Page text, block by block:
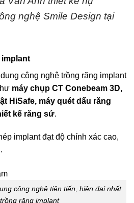
nghệ Smile Design tại
công nghệ trồng răng implant
máy chụp CT Conebeam 3D,
HiSafe, máy quét dấu răng
kế răng sứ.
implant đạt độ chính xác cao,
công nghệ tiên tiến, hiện đại nhất
răng implant